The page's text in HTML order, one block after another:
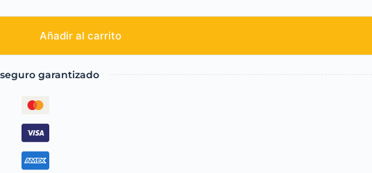
Añadir al carrito
garantizado